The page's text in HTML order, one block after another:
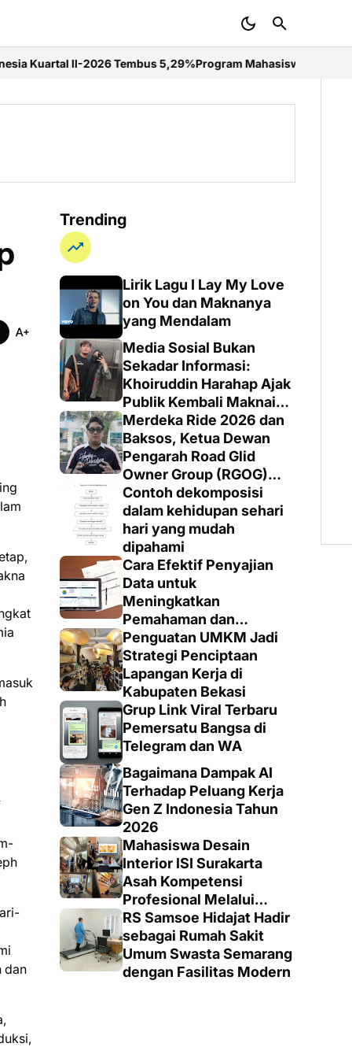
Tembus 5,29%Program Mahasiswa Berdampak Perkuat
dan
Trending
Lirik Lagu I Lay My Love
on You dan Maknanya
yang Mendalam
Media Sosial Bukan
Sekadar Informasi:
Khoiruddin Harahap Ajak
Publik Kembali Maknai
Ruang Digital dengan
Totalitas dan Loyalitas
Merdeka Ride 2026 dan
Baksos, Ketua Dewan
Pengarah Road Glid
Owner Group (RGOG)
Boys Indonesia Pusat M.
Irsyad Sebut Persiapan
Dimatangkan
Contoh dekomposisi
dalam kehidupan sehari
hari yang mudah
dipahami
Cara Efektif Penyajian
Data untuk
Meningkatkan
Pemahaman dan
Keputusan yang Tepat
Penguatan UMKM Jadi
Strategi Penciptaan
Lapangan Kerja di
Kabupaten Bekasi
Grup Link Viral Terbaru
Pemersatu Bangsa di
Telegram dan WA
Bagaimana Dampak AI
Terhadap Peluang Kerja
Gen Z Indonesia Tahun
2026
Mahasiswa Desain
Interior ISI Surakarta
Asah Kompetensi
Profesional Melalui
Proyek Nyata di PT.
EDRA Arsitek Indonesia
RS Samsoe Hidajat Hadir
sebagai Rumah Sakit
Umum Swasta Semarang
dengan Fasilitas Modern